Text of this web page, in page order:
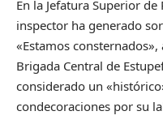
En la Jefatura Superior
inspector ha generado
«Estamos
Brigada Central de
considerado un
condecoraciones por su